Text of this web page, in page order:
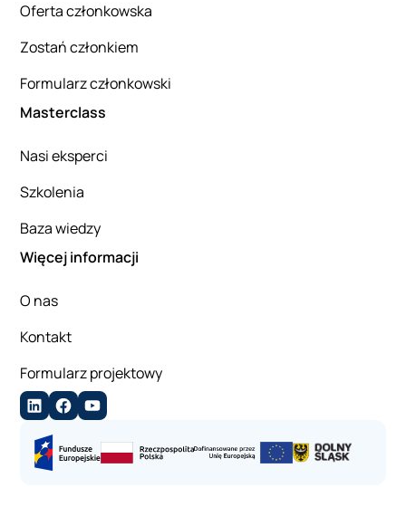
Oferta członkowska
Zostań członkiem
Formularz członkowski
Masterclass
Nasi eksperci
Szkolenia
Baza wiedzy
Więcej informacji
O nas
Kontakt
Formularz projektowy